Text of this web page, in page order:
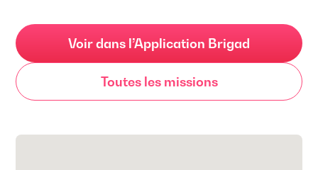
Voir dans l’Application Brigad
Toutes les missions